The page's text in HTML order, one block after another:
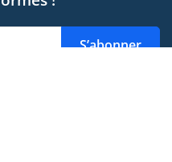
S’abonner